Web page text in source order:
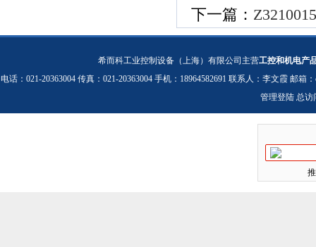
下一篇：
希而科工业控制设备（上海）有限公司主营工控和机电产
电话：021-20363004 传真：021-20363004 手机：18964582691 联系人：李文霞 邮箱：
管理登陆 总访